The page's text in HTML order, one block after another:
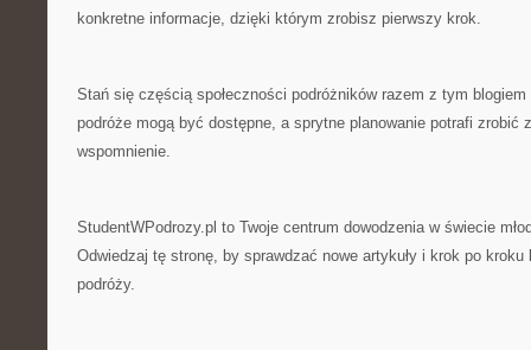
konkretne informacje, dzięki którym zrobisz pierwszy krok.
Stań się częścią społeczności podróżników razem z tym
podróże mogą być dostępne, a sprytne planowanie potrafi zrobić
wspomnienie.
StudentWPodrozy.pl to Twoje centrum dowodzenia w świecie
Odwiedzaj tę stronę, by sprawdzać nowe artykuły i krok po kroku
podróży.